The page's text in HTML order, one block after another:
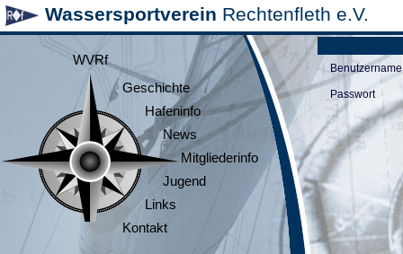
Wassersportverein Rechtenfleth e.V.
WVRf
Geschichte
Hafeninfo
News
Mitgliederinfo
Jugend
Links
Kontakt
Benutzername
Passwort